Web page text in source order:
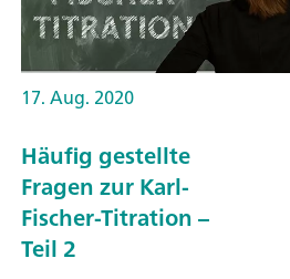
17. Aug. 2020
Häufig gestellte
Fragen zur Karl-
Fischer-Titration –
Teil 2